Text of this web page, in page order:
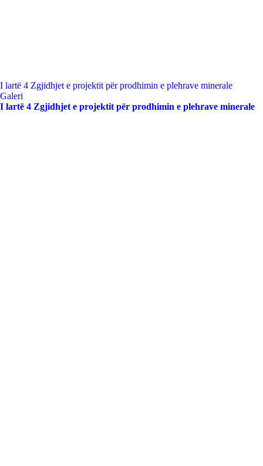
I lartë 4 Zgjidhjet e projektit për prodhimin e plehrave minerale
Galeri
I lartë 4 Zgjidhjet e projektit për prodhimin e plehrave minerale